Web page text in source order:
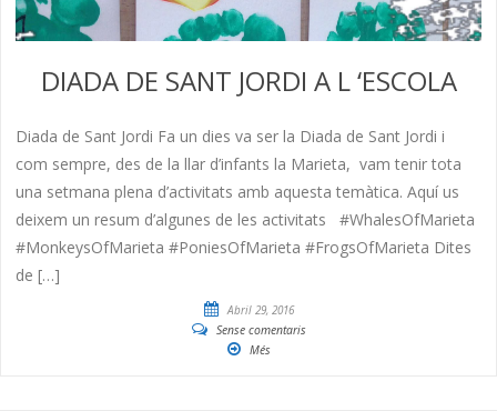
DIADA DE SANT JORDI A L ‘ESCOLA
Diada de Sant Jordi Fa un dies va ser la Diada de Sant Jordi i
com sempre, des de la llar d’infants la Marieta, vam tenir tota
una setmana plena d’activitats amb aquesta temàtica. Aquí us
deixem un resum d’algunes de les activitats #WhalesOfMarieta
#MonkeysOfMarieta #PoniesOfMarieta #FrogsOfMarieta Dites
de […]
Abril 29, 2016
Sense comentaris
Més